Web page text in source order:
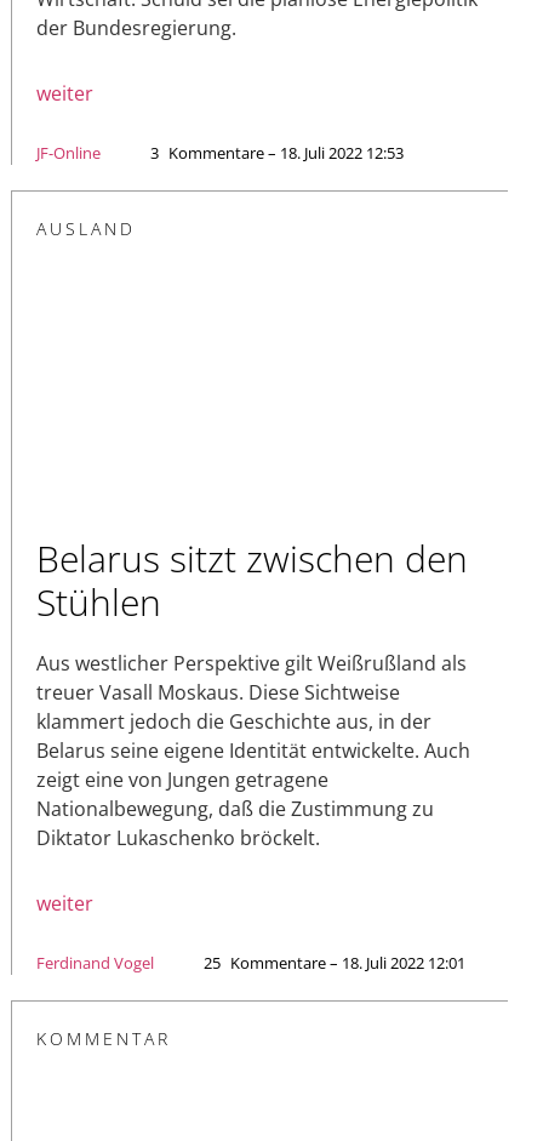
der Bundesregierung.
weiter
JF-Online 3 Kommentare – 18. Juli 2022 12:53
AUSLAND
Belarus sitzt zwischen den
Stühlen
Aus westlicher Perspektive gilt Weißrußland als
treuer Vasall Moskaus. Diese Sichtweise
klammert jedoch die Geschichte aus, in der
Belarus seine eigene Identität entwickelte. Auch
zeigt eine von Jungen getragene
Nationalbewegung, daß die Zustimmung zu
Diktator Lukaschenko bröckelt.
weiter
Ferdinand Vogel 25 Kommentare – 18. Juli 2022 12:01
KOMMENTAR